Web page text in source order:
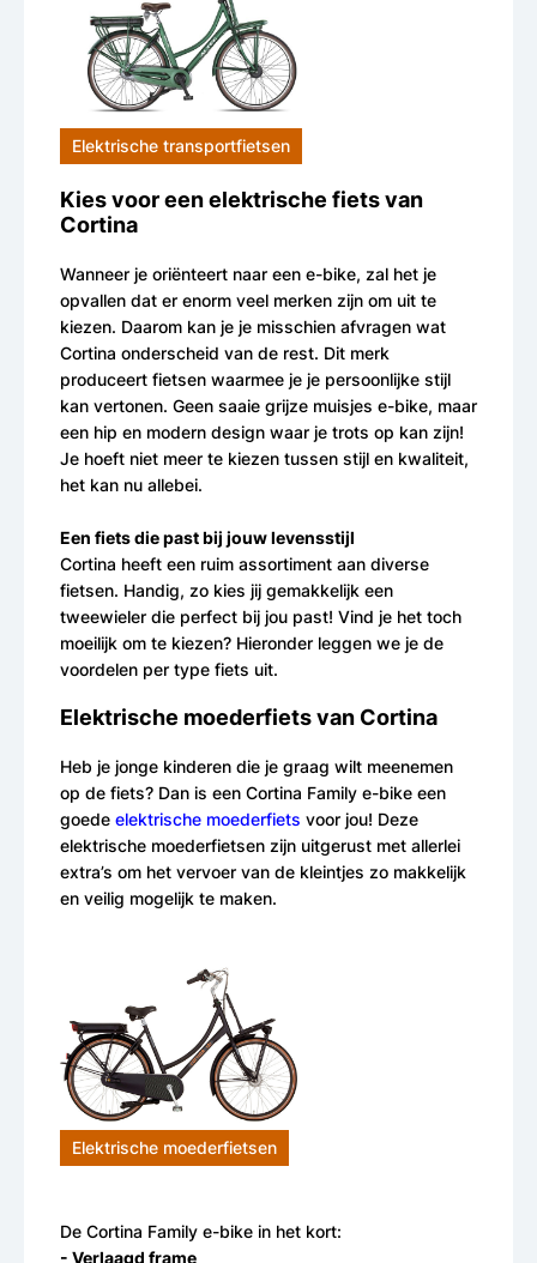
Elektrische transportfietsen
Kies voor een elektrische fiets van
Cortina
Wanneer je oriënteert naar een e-bike, zal het je
opvallen dat er enorm veel merken zijn om uit te
kiezen. Daarom kan je je misschien afvragen wat
Cortina onderscheid van de rest. Dit merk
produceert fietsen waarmee je je persoonlijke stijl
kan vertonen. Geen saaie grijze muisjes e-bike, maar
een hip en modern design waar je trots op kan zijn!
Je hoeft niet meer te kiezen tussen stijl en kwaliteit,
het kan nu allebei.
Een fiets die past bij jouw levensstijl
Cortina heeft een ruim assortiment aan diverse
fietsen. Handig, zo kies jij gemakkelijk een
tweewieler die perfect bij jou past! Vind je het toch
moeilijk om te kiezen? Hieronder leggen we je de
voordelen per type fiets uit.
Elektrische moederfiets van Cortina
Heb je jonge kinderen die je graag wilt meenemen
op de fiets? Dan is een Cortina Family e-bike een
goede elektrische moederfiets voor jou! Deze
elektrische moederfietsen zijn uitgerust met allerlei
extra’s om het vervoer van de kleintjes zo makkelijk
en veilig mogelijk te maken.
Elektrische moederfietsen
De Cortina Family e-bike in het kort:
- Verlaagd frame